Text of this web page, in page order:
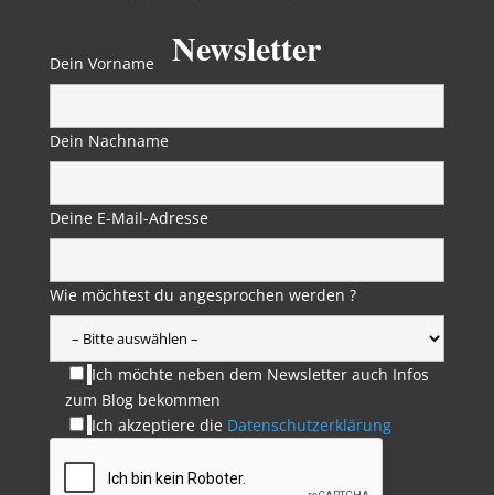
Newsletter
Dein Vorname
Dein Nachname
Deine E-Mail-Adresse
Wie möchtest du angesprochen werden ?
Ich möchte neben dem Newsletter auch Infos
zum Blog bekommen
Ich akzeptiere die Datenschutzerklärung